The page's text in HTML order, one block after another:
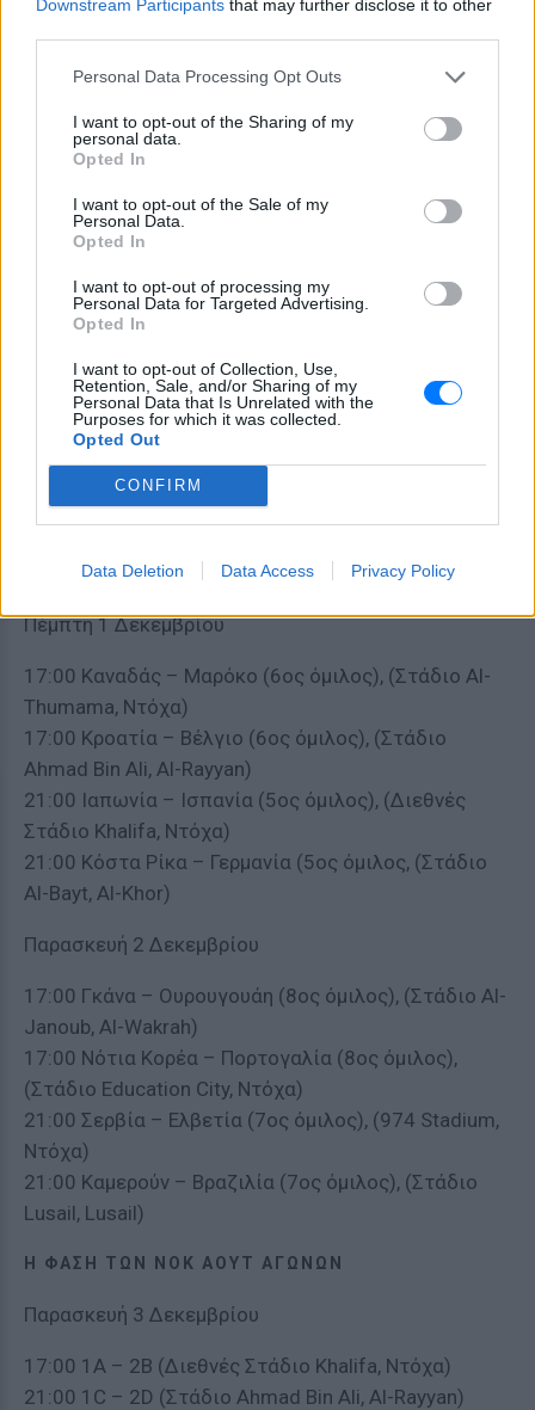
Downstream Participants that may further disclose it to other
Personal Data Processing Opt Outs
I want to opt-out of the Sharing of my
personal data.
Opted In
I want to opt-out of the Sale of my
Personal Data.
Opted In
I want to opt-out of processing my
Personal Data for Targeted Advertising.
Opted In
I want to opt-out of Collection, Use,
Retention, Sale, and/or Sharing of my
Personal Data that Is Unrelated with the
Purposes for which it was collected.
Opted Out
CONFIRM
Data Deletion Data Access Privacy Policy
17:00 Εκουαδόρ– Σενεγάλη (1ος όμιλος) , (Διεθνές
Στάδιο Khalifa, Ντόχα)
Bayt, Al-Khor)
21:00 Ιράν – ΗΠΑ (2ος όμιλος), (Στάδιο Al-Thumama,
21:00 Ουαλία – Αγγλία (2ος όμιλος), (Στάδιο Ahmad
Bin Ali, Al-Rayyan)
Τετάρτη 30 Νοεμβρίου
Janoub, Al-Wakrah)
17:00 Τυνησία – Γαλλία (4ος όμιλος), (Στάδιο
Education City, Ντόχα)
21:00 Πολωνία – Αργεντινή (3ος όμιλος), (974
Stadium, Ντόχα)
(Στάδιο Lusail, Lusail)
Πέμπτη 1 Δεκεμβρίου
17:00 Καναδάς – Μαρόκο (6ος όμιλος), (Στάδιο Al-
Thumama, Ντόχα)
17:00 Κροατία – Βέλγιο (6ος όμιλος), (Στάδιο
Ahmad Bin Ali, Al-Rayyan)
21:00 Ιαπωνία – Ισπανία (5ος όμιλος), (Διεθνές
Στάδιο Khalifa, Ντόχα)
21:00 Κόστα Ρίκα – Γερμανία (5ος όμιλος, (Στάδιο
Al-Bayt, Al-Khor)
Παρασκευή 2 Δεκεμβρίου
17:00 Γκάνα – Ουρουγουάη (8ος όμιλος), (Στάδιο Al-
Janoub, Al-Wakrah)
17:00 Νότια Κορέα – Πορτογαλία (8ος όμιλος),
(Στάδιο Education City, Ντόχα)
21:00 Σερβία – Ελβετία (7ος όμιλος), (974 Stadium,
Ντόχα)
21:00 Καμερούν – Βραζιλία (7ος όμιλος), (Στάδιο
Lusail, Lusail)
Η ΦΑΣΗ ΤΩΝ ΝΟΚ ΑΟΥΤ ΑΓΩΝΩΝ
Παρασκευή 3 Δεκεμβρίου
17:00 1Α – 2Β (Διεθνές Στάδιο Khalifa, Ντόχα)
21:00 1C – 2D (Στάδιο Ahmad Bin Ali, Al-Rayyan)